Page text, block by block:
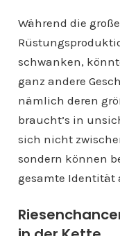
Während die
schwanken,
ganz andere
nämlich deren
braucht’s in
sich nicht
sondern können
gesamte Identität